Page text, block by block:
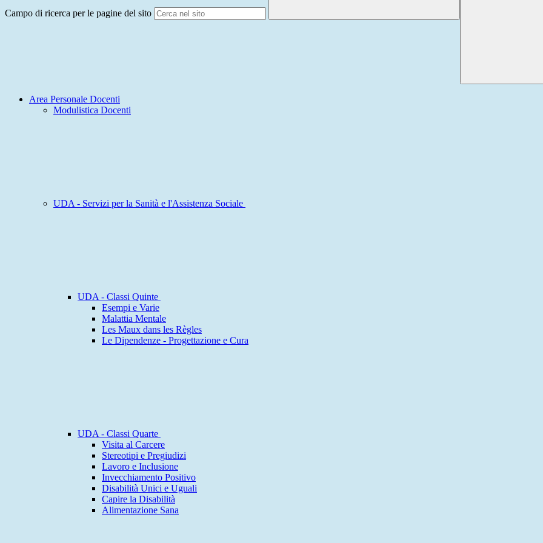
Campo di ricerca per le pagine del sito
Area Personale Docenti
Modulistica Docenti
UDA - Servizi per la Sanità e l'Assistenza Sociale
UDA - Classi Quinte
Esempi e Varie
Malattia Mentale
Les Maux dans les Règles
Le Dipendenze - Progettazione e Cura
UDA - Classi Quarte
Visita al Carcere
Stereotipi e Pregiudizi
Lavoro e Inclusione
Invecchiamento Positivo
Disabilità Unici e Uguali
Capire la Disabilità
Alimentazione Sana